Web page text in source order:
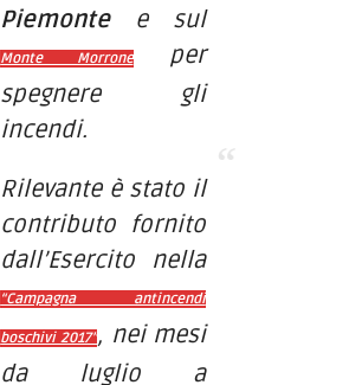
Piemontee sul
Monte Morroneper
spegnere gli
incendi.
Rilevante è stato il
contributo fornito
dall’Esercito nella
“Campagna antincendi
boschivi 2017”, nei mesi
da luglio a